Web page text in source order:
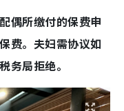
偶所缴付的保费申
费。夫妇需协议如
务局拒绝。